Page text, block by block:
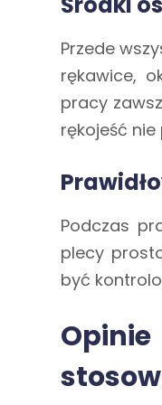
Przede
rękawice,
pracy
rękojeść
Podczas
plecy
być